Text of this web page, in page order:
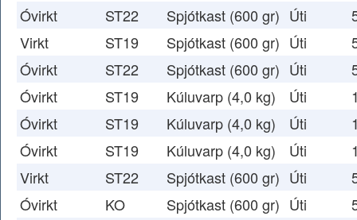
Óvirkt
ST22 Spjótkast (600 gr) Úti
Virkt
ST19 Spjótkast (600 gr) Úti
Óvirkt
ST22 Spjótkast (600 gr) Úti
Óvirkt
ST19 Kúluvarp (4,0 kg) Úti
Óvirkt
ST19 Kúluvarp (4,0 kg) Úti
Óvirkt
ST19 Kúluvarp (4,0 kg) Úti
Virkt
ST22 Spjótkast (600 gr) Úti
Óvirkt
KO Spjótkast (600 gr) Úti